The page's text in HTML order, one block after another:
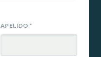
APELIDO *